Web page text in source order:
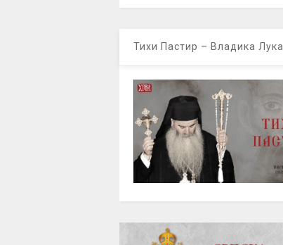
Тихи Пастир – Владика Лука